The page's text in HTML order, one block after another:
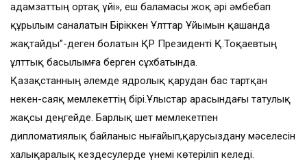
адамзаттың ортақ үйі», еш баламасы жоқ әрі әмбебап
құрылым саналатын Біріккен Ұлттар Ұйымын қашанда
жақтайды”-деген болатын ҚР Президенті Қ.Тоқаевтың
ұлттық басылымға берген сұхбатында.
Қазақстанның әлемде ядролық қарудан бас тартқан
некен-саяқ мемлекеттің бірі.Ұлыстар арасындағы татулық
жақсы деңгейде. Барлық шет мемлекетпен
дипломатиялық байланыс нығайып,қарусыздану мәселесін
халықаралық кездесулерде үнемі көтеріліп келеді.